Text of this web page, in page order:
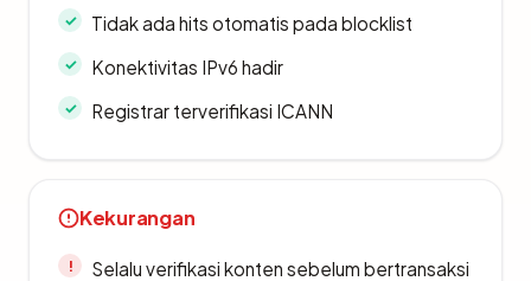
Tidak ada hits otomatis pada blocklist
Konektivitas IPv6 hadir
Registrar terverifikasi ICANN
Kekurangan
Selalu verifikasi konten sebelum bertransaksi